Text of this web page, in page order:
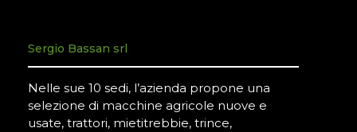
Sergio Bassan srl
Nelle sue 10 sedi, l’azienda propone una
selezione di macchine agricole nuove e
usate, trattori, mietitrebbie, trince,